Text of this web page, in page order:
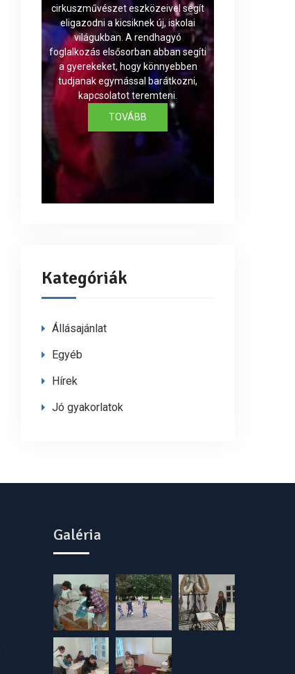
cirkuszművészet eszközeivel segít
eligazodni a kicsiknek új, iskolai
világukban. A rendhagyó
foglalkozás elsősorban abban segíti
a gyerekeket, hogy könnyebben
tudjanak egymással barátkozni,
kapcsolatot teremteni.
TOVÁBB
Kategóriák
Állásajánlat
Egyéb
Hírek
Jó gyakorlatok
Galéria